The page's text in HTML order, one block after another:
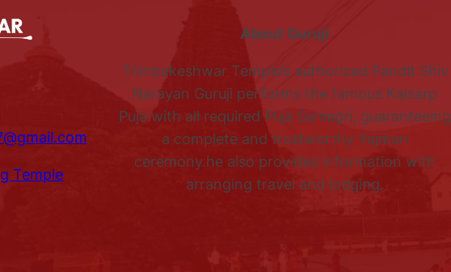
Temple
About Guruji
Trimbakeshwar Temple’s authorized Pandit Shiv
Narayan Guruji performs the famous Kalsarp
Puja with all required Puja Samagri, guaranteeing
a complete and trustworthy Yajman
ceremony.he also provides information with
arranging travel and lodging.